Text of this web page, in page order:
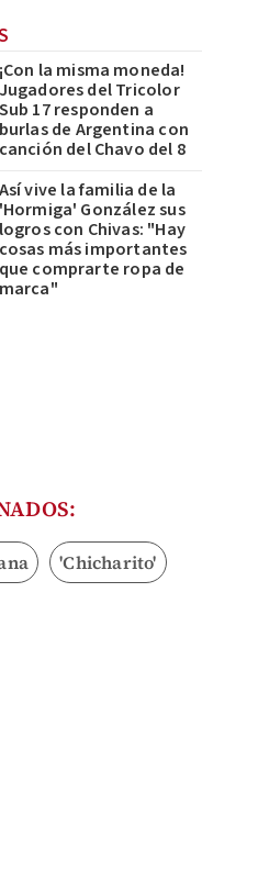
¡Con la misma moneda!
Jugadores del Tricolor
Sub 17 responden a
burlas de Argentina con
canción del Chavo del 8
Así vive la familia de la
'Hormiga' González sus
logros con Chivas: "Hay
cosas más importantes
que comprarte ropa de
marca"
'Chicharito'